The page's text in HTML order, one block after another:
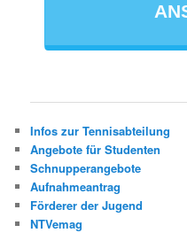
Infos zur Tennisabteilung
Angebote für Studenten
Schnupperangebote
Aufnahmeantrag
Förderer der Jugend
NTVemag